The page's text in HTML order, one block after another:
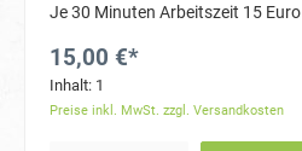
Je 30 Minuten Arbeitszeit 15 Euro
15,00 €*
Inhalt: 1
Preise inkl. MwSt. zzgl. Versandkosten